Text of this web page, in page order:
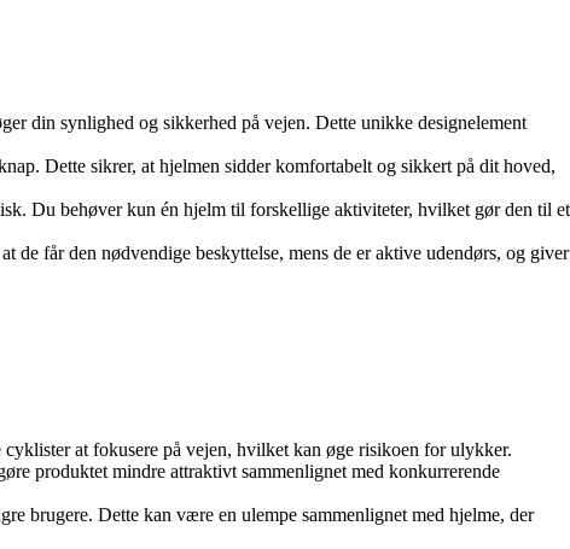
din synlighed og sikkerhed på vejen. Dette unikke designelement
Dette sikrer, at hjelmen sidder komfortabelt og sikkert på dit hoved,
Du behøver kun én hjelm til forskellige aktiviteter, hvilket gør den til et
de får den nødvendige beskyttelse, mens de er aktive udendørs, og giver
at fokusere på vejen, hvilket kan øge risikoen for ulykker.
produktet mindre attraktivt sammenlignet med konkurrerende
brugere. Dette kan være en ulempe sammenlignet med hjelme, der